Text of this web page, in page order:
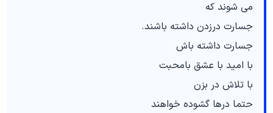
می شوند که
جسارت درزدن داشته باشند.
جسارت داشته باش
با امید با عشق بامحبت
با تلاش در بزن
حتما درها گشوده خواهند